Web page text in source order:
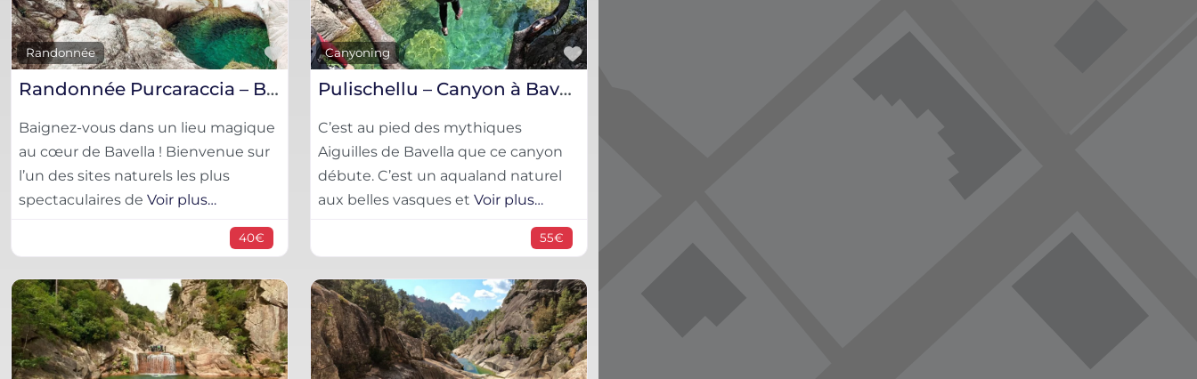
Randonnée
Favorite
Randonnée Purcaraccia – Bavella, Corse-du-Sud
Baignez-vous dans un lieu magique
au cœur de Bavella ! Bienvenue sur
l’un des sites naturels les plus
spectaculaires de Voir plus…
40€
Canyoning
Favorite
Pulischellu – Canyon à Bavella, Corse-Du-Sud
C’est au pied des mythiques
Aiguilles de Bavella que ce canyon
débute. C’est un aqualand naturel
aux belles vasques et Voir plus…
55€